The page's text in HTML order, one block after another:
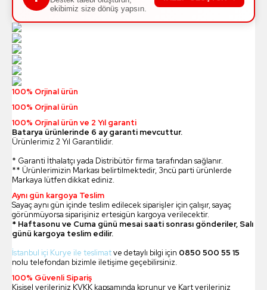
ekibimiz size dönüş yapsın.
100% Orjinal ürün
100% Orjinal ürün
100% Orjinal ürün ve 2 Yıl garanti
Batarya ürünlerinde 6 ay garanti mevcuttur.
Ürünlerimiz 2 Yıl Garantilidir.
* Garanti İthalatçı yada Distribütör firma tarafından sağlanır.
** Ürünlerimizin Markası belirtilmektedir, 3ncü parti ürünlerde
Markaya lütfen dikkat ediniz.
Aynı gün kargoya Teslim
Sayaç aynı gün içinde teslim edilecek siparişler için çalışır, sayaç
görünmüyorsa siparişiniz ertesigün kargoya verilecektir.
* Haftasonu ve Cuma günü mesai saati sonrası gönderiler, Salı
günü kargoya teslim edilir.
İstanbul içi Kurye ile teslimatve detaylı bilgi için 0850 500 55 15
nolu telefondan bizimle iletişime geçebilirsiniz.
100% Güvenli Sipariş
Kişisel verileriniz KVKK kapsamında korunur ve Kart verileriniz